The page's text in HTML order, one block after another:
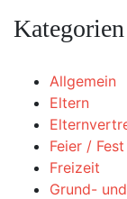
Kategorien
Allgemein
Eltern
Feier / Fest
Freizeit
Grund-